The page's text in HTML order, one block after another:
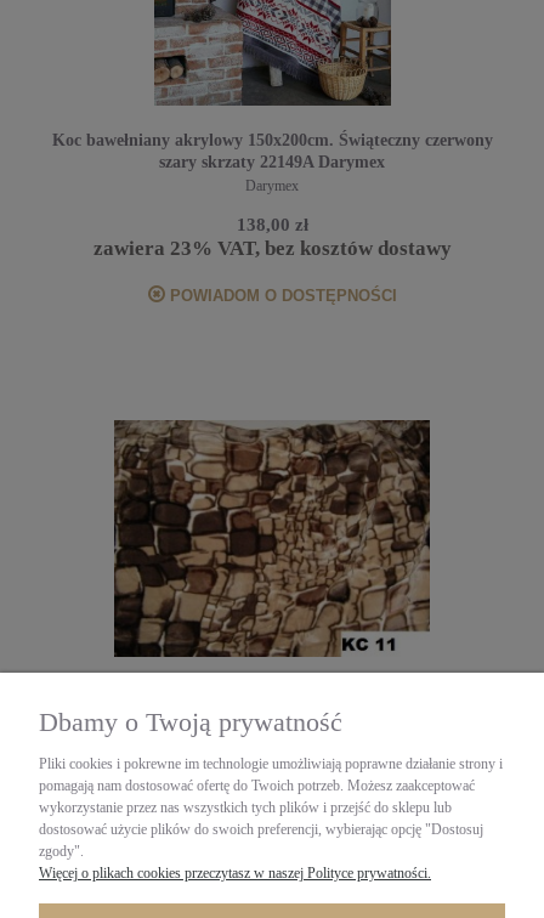
Koc bawełniany akrylowy 150x200cm. Świąteczny czerwony
szary skrzaty 22149A Darymex
Darymex
138,00 zł
zawiera 23% VAT, bez kosztów dostawy
POWIADOM O DOSTĘPNOŚCI
Elway
120,00 zł
zawiera 23% VAT, bez kosztów dostawy
Dbamy o Twoją prywatność
Pliki cookies i pokrewne im technologie umożliwiają poprawne działanie strony i
pomagają nam dostosować ofertę do Twoich potrzeb. Możesz zaakceptować
wykorzystanie przez nas wszystkich tych plików i przejść do sklepu lub
dostosować użycie plików do swoich preferencji, wybierając opcję "Dostosuj
zgody".
Więcej o plikach cookies przeczytasz w naszej Polityce prywatności.